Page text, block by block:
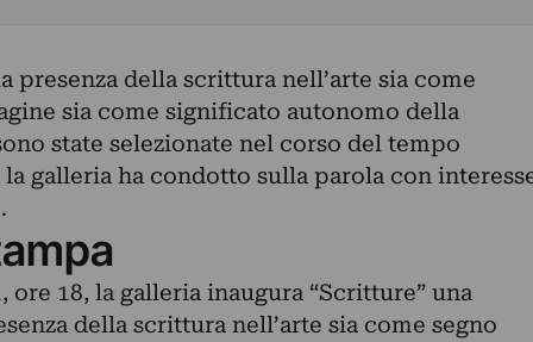
presenza della scrittura nell’arte sia come
sia come significato autonomo della
state selezionate nel corso del tempo
galleria ha condotto sulla parola con
ore 18, la galleria inaugura “Scritture” una
della scrittura nell’arte sia come segno